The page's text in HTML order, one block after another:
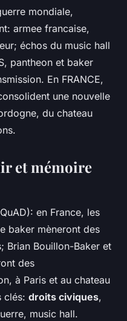
mondiale,
armee francaise,
échos du music hall
pantheon et baker
En FRANCE,
une nouvelle
du chateau
et mémoire
en France, les
baker mèneront des
Brian Bouillon-Baker et
des
à Paris et au chateau
clés: droits civiques,
music hall.